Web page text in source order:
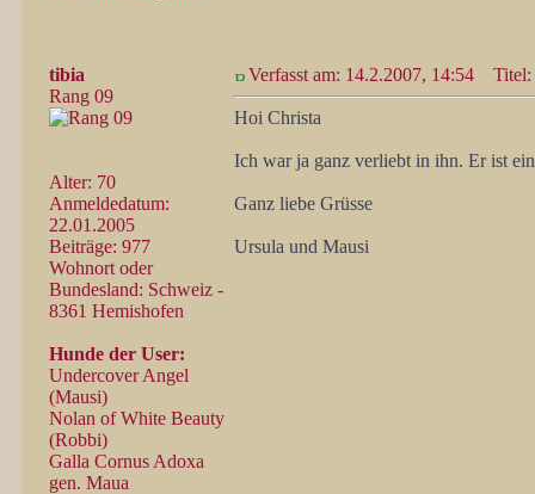
tibia
Rang 09
Alter: 70
Anmeldedatum:
22.01.2005
Beiträge: 977
Wohnort oder
Bundesland: Schweiz -
8361 Hemishofen
Hunde der User:
Undercover Angel
(Mausi)
Nolan of White Beauty
(Robbi)
Galla Cornus Adoxa
gen. Maua
Verfasst am: 14.2.2007, 14:54 Titel:
Hoi Christa
Ich war ja ganz verliebt in ihn. Er ist
Ganz liebe Grüsse
Ursula und Mausi